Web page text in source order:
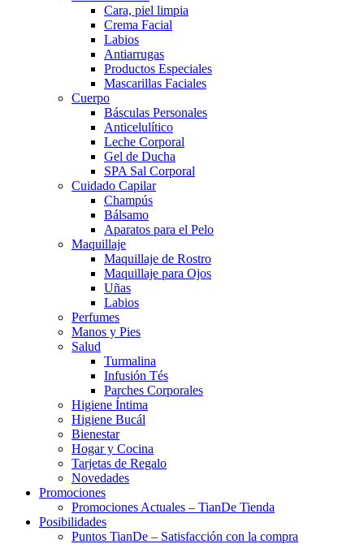
Cara, piel limpia
Crema Facial
Labios
Antiarrugas
Productos Especiales
Mascarillas Faciales
Cuerpo
Básculas Personales
Anticelulítico
Leche Corporal
Gel de Ducha
SPA Sal Corporal
Cuidado Capilar
Champús
Bálsamo
Aparatos para el Pelo
Maquillaje
Maquillaje de Rostro
Maquillaje para Ojos
Uñas
Labios
Perfumes
Manos y Pies
Salud
Turmalina
Infusión Tés
Parches Corporales
Higiene Íntima
Higiene Bucál
Bienestar
Hogar y Cocina
Tarjetas de Regalo
Novedades
Promociones
Promociones Actuales – TianDe Tienda
Posibilidades
Puntos TianDe – Satisfacción con la compra